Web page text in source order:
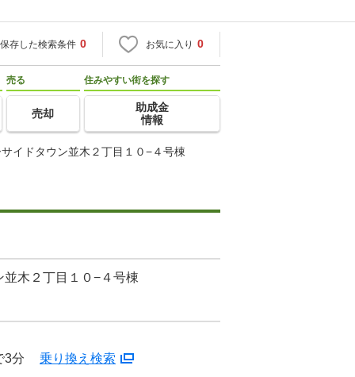
保存した検索条件 0 お気に入り 0
売る
売却
住みやすい街を探す
助成金
情報
イドタウン並木２丁目１０−４号棟
木２丁目１０−４号棟
3分 乗り換え検索